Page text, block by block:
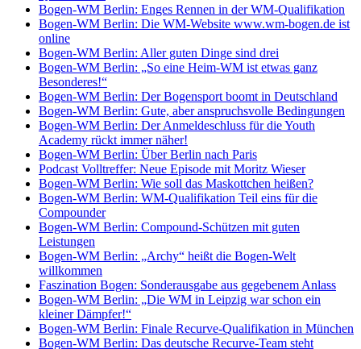
Bogen-WM Berlin: Enges Rennen in der WM-Qualifikation
Bogen-WM Berlin: Die WM-Website www.wm-bogen.de ist
online
Bogen-WM Berlin: Aller guten Dinge sind drei
Bogen-WM Berlin: „So eine Heim-WM ist etwas ganz
Besonderes!“
Bogen-WM Berlin: Der Bogensport boomt in Deutschland
Bogen-WM Berlin: Gute, aber anspruchsvolle Bedingungen
Bogen-WM Berlin: Der Anmeldeschluss für die Youth
Academy rückt immer näher!
Bogen-WM Berlin: Über Berlin nach Paris
Podcast Volltreffer: Neue Episode mit Moritz Wieser
Bogen-WM Berlin: Wie soll das Maskottchen heißen?
Bogen-WM Berlin: WM-Qualifikation Teil eins für die
Compounder
Bogen-WM Berlin: Compound-Schützen mit guten
Leistungen
Bogen-WM Berlin: „Archy“ heißt die Bogen-Welt
willkommen
Faszination Bogen: Sonderausgabe aus gegebenem Anlass
Bogen-WM Berlin: „Die WM in Leipzig war schon ein
kleiner Dämpfer!“
Bogen-WM Berlin: Finale Recurve-Qualifikation in München
Bogen-WM Berlin: Das deutsche Recurve-Team steht